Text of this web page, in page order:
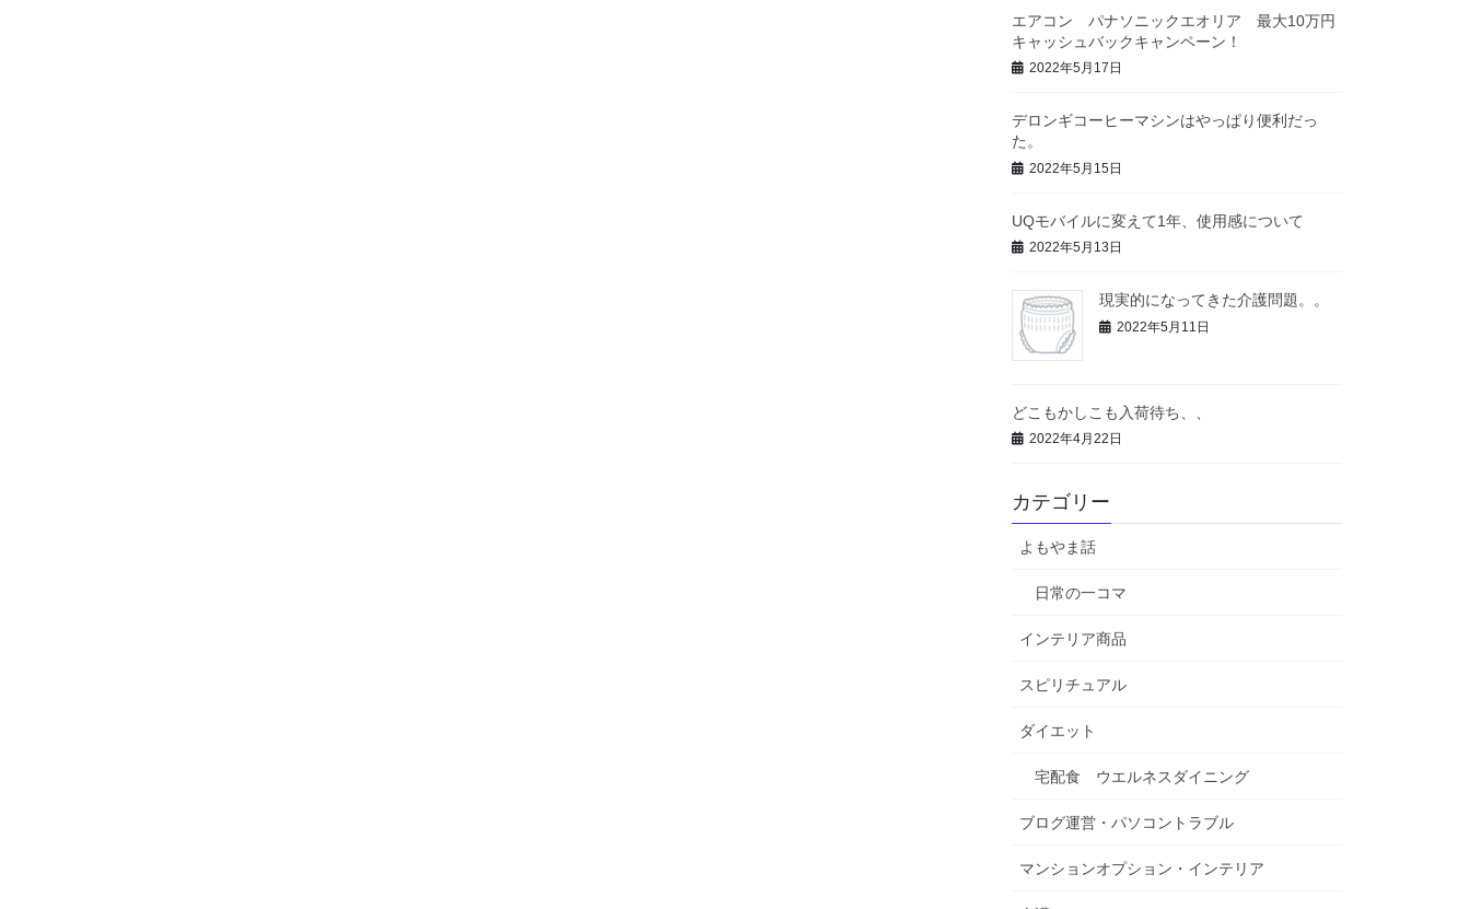
エアコン パナソニックエオリア 最大10万円
キャッシュバックキャンペーン！
2022年5月17日
デロンギコーヒーマシンはやっぱり便利だっ
た。
2022年5月15日
UQモバイルに変えて1年、使用感について
2022年5月13日
現実的になってきた介護問題。。
2022年5月11日
どこもかしこも入荷待ち、、
2022年4月22日
カテゴリー
よもやま話
日常の一コマ
インテリア商品
スピリチュアル
ダイエット
宅配食 ウエルネスダイニング
ブログ運営・パソコントラブル
マンションオプション・インテリア